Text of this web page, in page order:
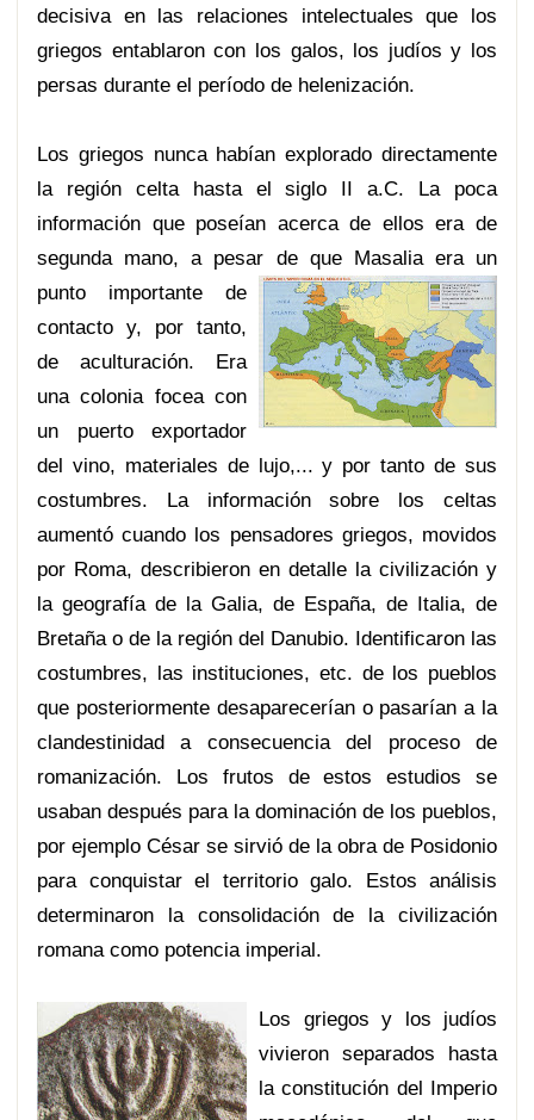
decisiva en las relaciones intelectuales que los
griegos entablaron con los galos, los judíos y los
persas durante el período de helenización.
Los griegos nunca habían explorado directamente
la región celta hasta el siglo II a.C. La poca
información que poseían acerca de ellos era de
segunda mano, a pesar de que Masalia era un
punto importante de
contacto y, por tanto,
de aculturación. Era
una colonia focea con
un puerto exportador
del vino, materiales de lujo,... y por tanto de sus
costumbres. La información sobre los celtas
aumentó cuando los pensadores griegos, movidos
por Roma, describieron en detalle la civilización y
la geografía de la Galia, de España, de Italia, de
Bretaña o de la región del Danubio. Identificaron las
costumbres, las instituciones, etc. de los pueblos
que posteriormente desaparecerían o pasarían a la
clandestinidad a consecuencia del proceso de
romanización. Los frutos de estos estudios se
usaban después para la dominación de los pueblos,
por ejemplo César se sirvió de la obra de Posidonio
para conquistar el territorio galo. Estos análisis
determinaron la consolidación de la civilización
romana como potencia imperial.
Los griegos y los judíos
vivieron separados hasta
la constitución del Imperio